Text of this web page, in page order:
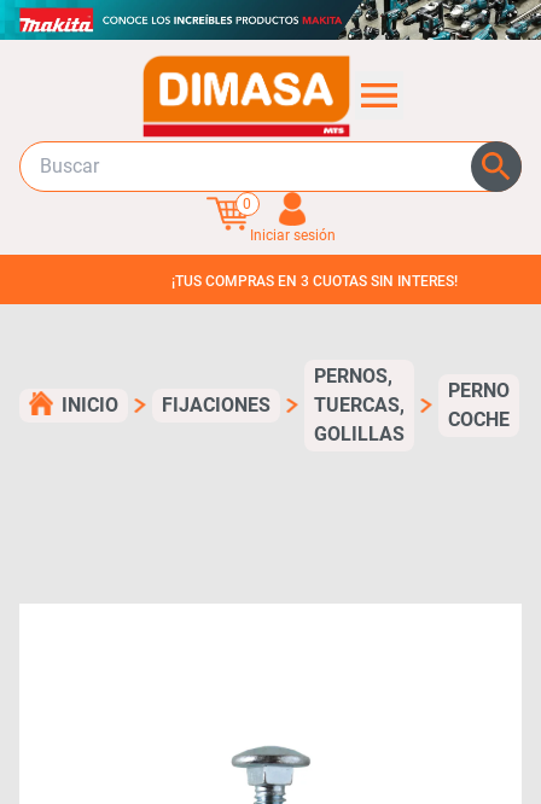
0
Iniciar sesión
¡TUS COMPRAS EN 3 CUOTAS SIN INTERES!
INICIO FIJACIONES
PERNOS,
TUERCAS,
GOLILLAS
PERNO
COCHE